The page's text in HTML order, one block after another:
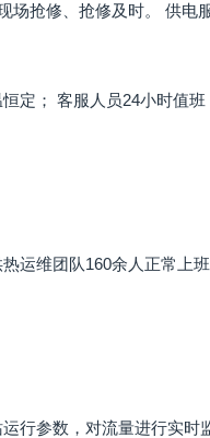
抢修、抢修及时。 供电
定； 客服人员24小时值
运维团队160余人正常上
行参数，对流量进行实